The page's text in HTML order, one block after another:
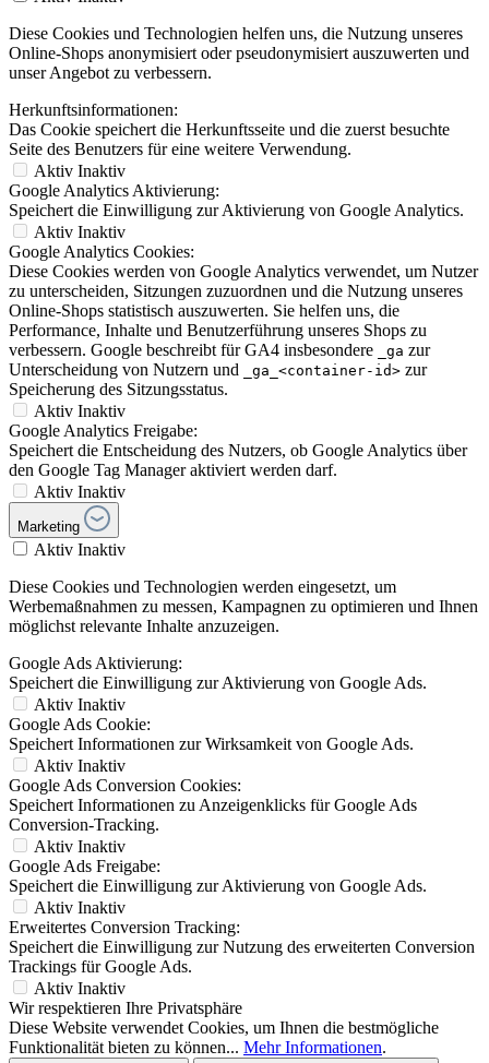
Diese Cookies und Technologien helfen uns, die Nutzung unseres
Online-Shops anonymisiert oder pseudonymisiert auszuwerten und
unser Angebot zu verbessern.
Herkunftsinformationen:
Das Cookie speichert die Herkunftsseite und die zuerst besuchte
Seite des Benutzers für eine weitere Verwendung.
Aktiv Inaktiv
Google Analytics Aktivierung:
Speichert die Einwilligung zur Aktivierung von Google Analytics.
Aktiv Inaktiv
Google Analytics Cookies:
Diese Cookies werden von Google Analytics verwendet, um Nutzer
zu unterscheiden, Sitzungen zuzuordnen und die Nutzung unseres
Online-Shops statistisch auszuwerten. Sie helfen uns, die
Performance, Inhalte und Benutzerführung unseres Shops zu
verbessern. Google beschreibt für GA4 insbesondere
_ga zur
Unterscheidung von Nutzern und
_ga_<container-id> zur
Speicherung des Sitzungsstatus.
Aktiv Inaktiv
Google Analytics Freigabe:
Speichert die Entscheidung des Nutzers, ob Google Analytics über
den Google Tag Manager aktiviert werden darf.
Aktiv Inaktiv
Marketing
Aktiv Inaktiv
Diese Cookies und Technologien werden eingesetzt, um
Werbemaßnahmen zu messen, Kampagnen zu optimieren und Ihnen
möglichst relevante Inhalte anzuzeigen.
Google Ads Aktivierung:
Speichert die Einwilligung zur Aktivierung von Google Ads.
Aktiv Inaktiv
Google Ads Cookie:
Speichert Informationen zur Wirksamkeit von Google Ads.
Aktiv Inaktiv
Google Ads Conversion Cookies:
Speichert Informationen zu Anzeigenklicks für Google Ads
Conversion-Tracking.
Aktiv Inaktiv
Google Ads Freigabe:
Speichert die Einwilligung zur Aktivierung von Google Ads.
Aktiv Inaktiv
Erweitertes Conversion Tracking:
Speichert die Einwilligung zur Nutzung des erweiterten Conversion
Trackings für Google Ads.
Aktiv Inaktiv
Wir respektieren Ihre Privatsphäre
Diese Website verwendet Cookies, um Ihnen die bestmögliche
Funktionalität bieten zu können... Mehr Informationen.